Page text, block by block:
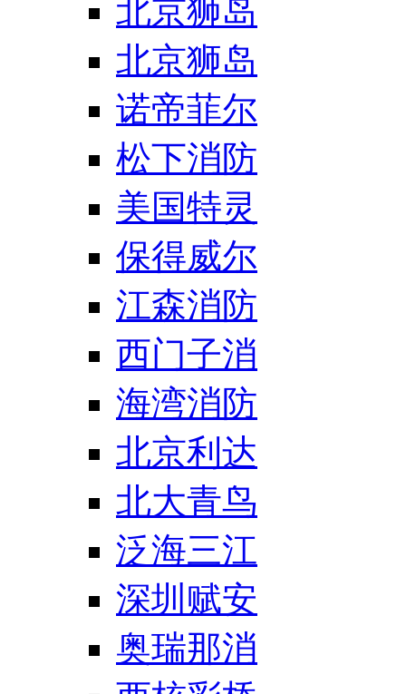
北京狮岛
北京狮岛
诺帝菲尔
松下消防
美国特灵
保得威尔
江森消防
西门子消
海湾消防
北京利达
北大青鸟
泛海三江
深圳赋安
奥瑞那消